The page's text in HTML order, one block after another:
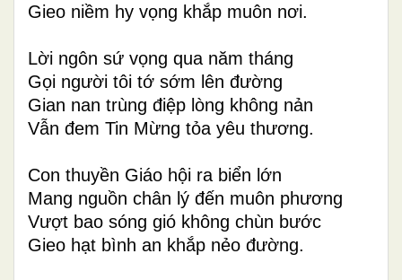
Gieo niềm hy vọng khắp muôn nơi.
Lời ngôn sứ vọng qua năm tháng
Gọi người tôi tớ sớm lên đường
Gian nan trùng điệp lòng không nản
Vẫn đem Tin Mừng tỏa yêu thương.
Con thuyền Giáo hội ra biển lớn
Mang nguồn chân lý đến muôn phương
Vượt bao sóng gió không chùn bước
Gieo hạt bình an khắp nẻo đường.